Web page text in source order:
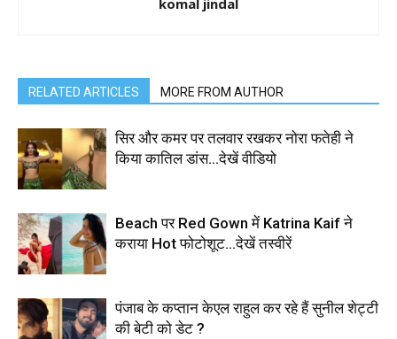
komal jindal
RELATED ARTICLES MORE FROM AUTHOR
सिर और कमर पर तलवार रखकर नोरा फतेही ने
किया कातिल डांस…देखें वीडियो
Beach पर Red Gown में Katrina Kaif ने
कराया Hot फोटोशूट…देखें तस्वीरें
पंजाब के कप्तान केएल राहुल कर रहे हैं सुनील शेट्टी
की बेटी को डेट ?